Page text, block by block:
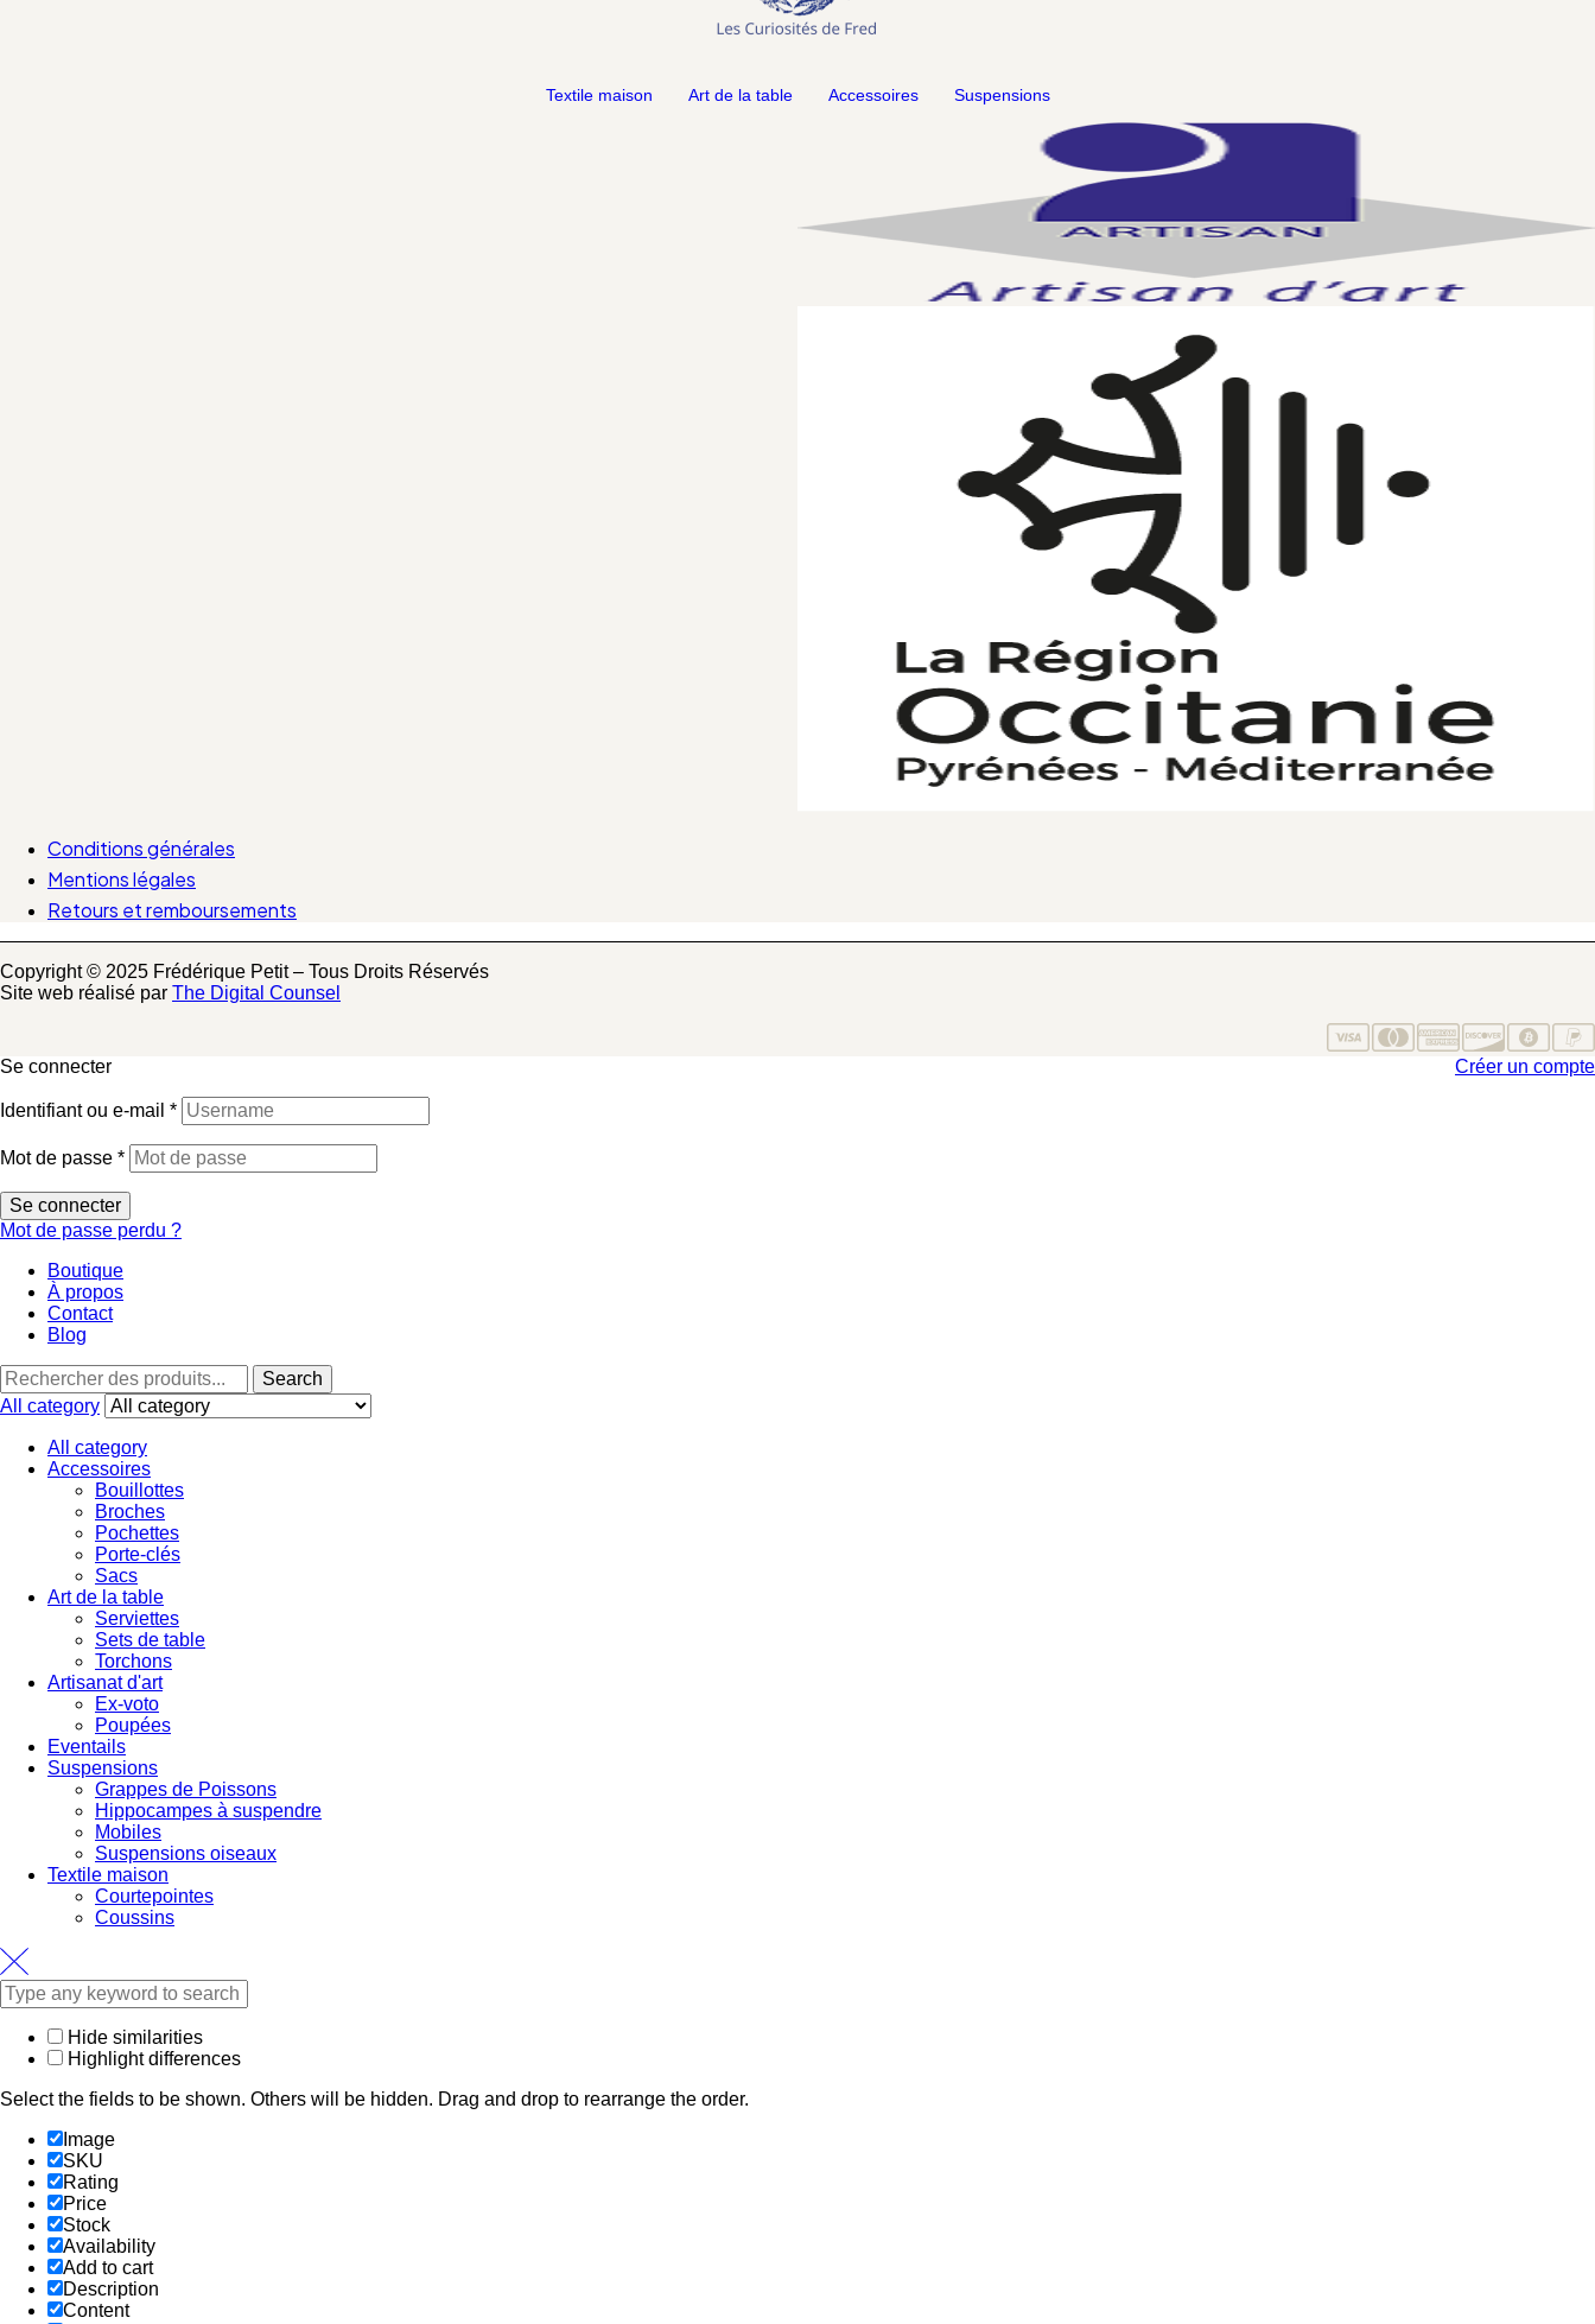
Textile maison Art de la table Accessoires Suspensions
Conditions générales
Mentions légales
Retours et remboursements
Copyright © 2025 Frédérique Petit – Tous Droits Réservés
Site web réalisé par The Digital Counsel
Se connecter Créer un compte
Identifiant ou e-mail *
Mot de passe *
Se connecter
Mot de passe perdu ?
Boutique
À propos
Contact
Blog
Search
for:
Search
All category
All category
Accessoires
Bouillottes
Broches
Pochettes
Porte-clés
Sacs
Art de la table
Serviettes
Sets de table
Torchons
Artisanat d'art
Ex-voto
Poupées
Eventails
Suspensions
Grappes de Poissons
Hippocampes à suspendre
Mobiles
Suspensions oiseaux
Textile maison
Courtepointes
Coussins
Hide similarities
Highlight differences
Select the fields to be shown. Others will be hidden. Drag and drop to rearrange the order.
Image
SKU
Rating
Price
Stock
Availability
Add to cart
Description
Content